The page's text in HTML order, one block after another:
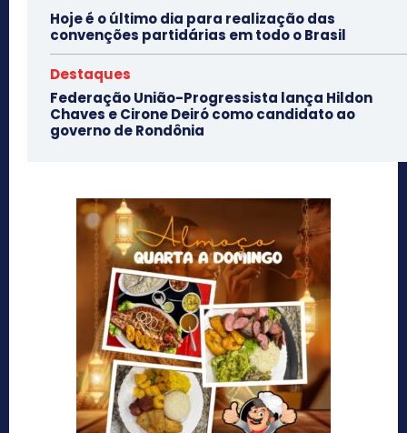
Hoje é o último dia para realização das
convenções partidárias em todo o Brasil
Destaques
Federação União-Progressista lança Hildon
Chaves e Cirone Deiró como candidato ao
governo de Rondônia